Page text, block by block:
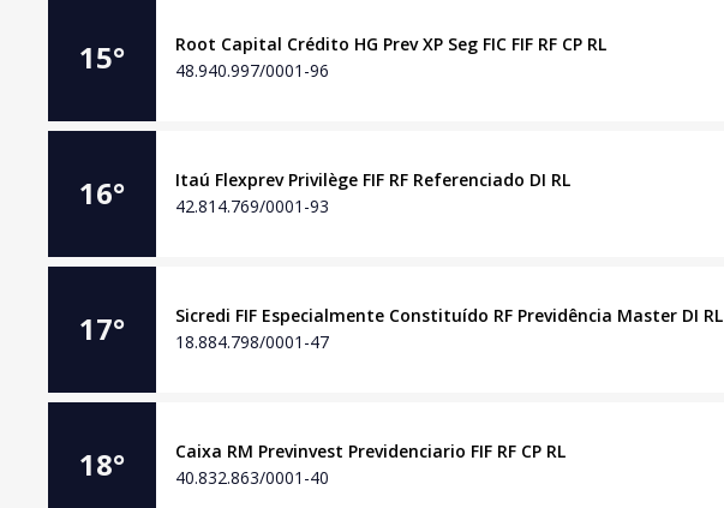
15°
Root Capital Crédito HG Prev XP Seg FIC FIF RF CP RL
48.940.997/0001-96
16°
Itaú Flexprev Privilège FIF RF Referenciado DI RL
42.814.769/0001-93
17°
Sicredi FIF Especialmente Constituído RF Previdência Master DI RL
18.884.798/0001-47
18°
Caixa RM Previnvest Previdenciario FIF RF CP RL
40.832.863/0001-40